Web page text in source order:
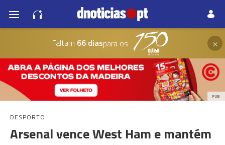
Faltam 66 diaspara os ×
PUB
DESPORTO
Arsenal vence West Ham e mantém